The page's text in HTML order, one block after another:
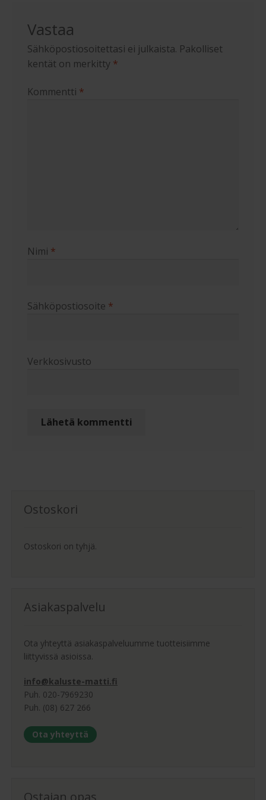
Vastaa
Sähköpostiosoitettasi ei julkaista. Pakolliset
kentät on merkitty *
Kommentti *
Nimi *
Sähköpostiosoite *
Verkkosivusto
Ostoskori
Ostoskori on tyhjä.
Asiakaspalvelu
Ota yhteyttä asiakaspalveluumme tuotteisiimme
liittyvissä asioissa.
info@kaluste-matti.fi
Puh. 020-7969230
Puh. (08) 627 266
Ota yhteyttä
Ostajan opas